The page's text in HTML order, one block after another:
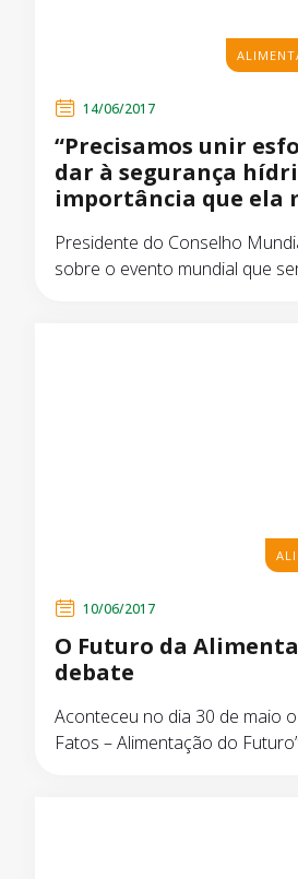
14/06/2017
“Precisamos unir
dar à segurança
importância que ela
Presidente do Conselho
sobre o evento mundial que
10/06/2017
O Futuro da
debate
Aconteceu no dia 30 de maio
Fatos – Alimentação do